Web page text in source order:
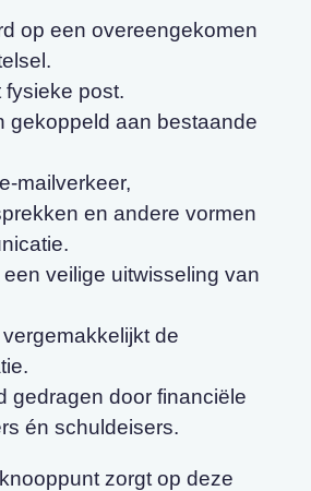
op een overeengekomen
fysieke post.
gekoppeld aan bestaande
mailverkeer,
en andere vormen
veilige uitwisseling van
de
gedragen door financiële
én schuldeisers.
zorgt op deze